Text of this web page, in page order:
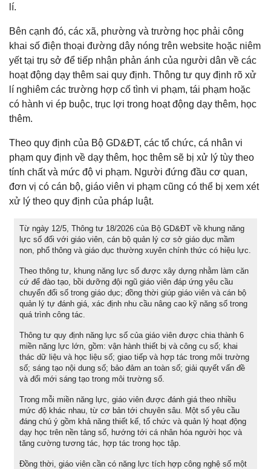
lí.
Bên cạnh đó, các xã, phường và trường học phải công
khai số điện thoại đường dây nóng trên website hoặc niêm
yết tại trụ sở để tiếp nhận phản ánh của người dân về các
hoạt động dạy thêm sai quy định. Thông tư quy định rõ xử
lí nghiêm các trường hợp cố tình vi phạm, tái phạm hoặc
có hành vi ép buộc, trục lợi trong hoạt động dạy thêm, học
thêm.
Theo quy định của Bộ GD&ĐT, các tổ chức, cá nhân vi
phạm quy định về dạy thêm, học thêm sẽ bị xử lý tùy theo
tính chất và mức độ vi phạm. Người đứng đầu cơ quan,
đơn vị có cán bộ, giáo viên vi phạm cũng có thể bị xem xét
xử lý theo quy định của pháp luật.
Từ ngày 12/5, Thông tư 18/2026 của Bộ GD&ĐT về khung năng
lực số đối với giáo viên, cán bộ quản lý cơ sở giáo dục mầm
non, phổ thông và giáo dục thường xuyên chính thức có hiệu lực.
Theo thông tư, khung năng lực số được xây dựng nhằm làm căn
cứ để đào tạo, bồi dưỡng đội ngũ giáo viên đáp ứng yêu cầu
chuyển đổi số trong giáo dục; đồng thời giúp giáo viên và cán bộ
quản lý tự đánh giá, xác định nhu cầu nâng cao kỹ năng số trong
quá trình công tác.
Thông tư quy định năng lực số của giáo viên được chia thành 6
miền năng lực lớn, gồm: vận hành thiết bị và công cụ số; khai
thác dữ liệu và học liệu số; giao tiếp và hợp tác trong môi trường
số; sáng tạo nội dung số; bảo đảm an toàn số; giải quyết vấn đề
và đổi mới sáng tạo trong môi trường số.
Trong mỗi miền năng lực, giáo viên được đánh giá theo nhiều
mức độ khác nhau, từ cơ bản tới chuyên sâu. Một số yêu cầu
đáng chú ý gồm khả năng thiết kế, tổ chức và quản lý hoạt động
dạy học trên nền tảng số, hướng tới cá nhân hóa người học và
tăng cường tương tác, hợp tác trong học tập.
Đồng thời, giáo viên cần có năng lực tích hợp công nghệ số một